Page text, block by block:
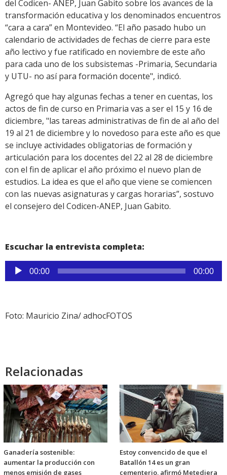
del Codicen- ANEP, Juan Gabito sobre los avances de la
transformación educativa y los denominados encuentros
“cara a cara” en Montevideo. “El año pasado hubo un
calendario de actividades de fechas de cierre para este
año lectivo y fue ratificado en noviembre de este año
para cada uno de los subsistemas -Primaria, Secundaria
y UTU- no así para formación docente", indicó.
Agregó que hay algunas fechas a tener en cuentas, los
actos de fin de curso en Primaria vas a ser el 15 y 16 de
diciembre, "las tareas administrativas de fin de al año del
19 al 21 de diciembre y lo novedoso para este año es que
se incluye actividades obligatorias de formación y
articulación para los docentes del 22 al 28 de diciembre
con el fin de aplicar el año próximo el nuevo plan de
estudios. La idea es que el año que viene se comiencen
con las nuevas asignaturas y cargas horarias”, sostuvo
el consejero del Codicen-ANEP, Juan Gabito.
Escuchar la entrevista completa:
Reproductor
de
00:00 00:00
Foto: Mauricio Zina/ adhocFOTOS
Relacionadas
Ganadería sostenible:
aumentar la producción con
menos emisión de gases
Estoy convencido de que el
Batallón 14 es un gran
cementerio, afirmó Metediera